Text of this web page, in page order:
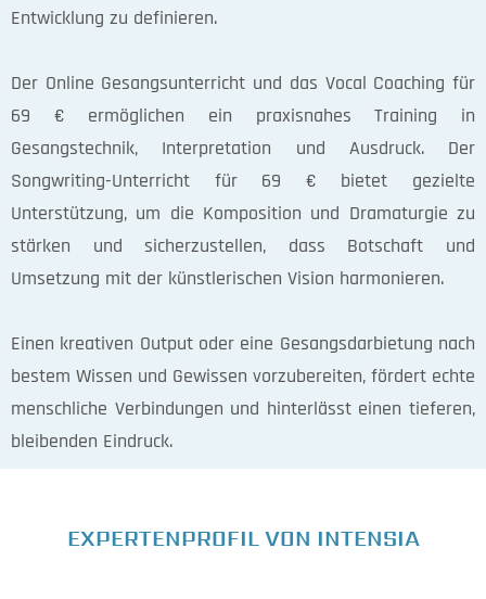
Entwicklung zu definieren.
Der Online Gesangsunterricht und das Vocal Coaching für
69 € ermöglichen ein praxisnahes Training in
Gesangstechnik, Interpretation und Ausdruck. Der
Songwriting-Unterricht für 69 € bietet gezielte
Unterstützung, um die Komposition und Dramaturgie zu
stärken und sicherzustellen, dass Botschaft und
Umsetzung mit der künstlerischen Vision harmonieren.
Einen kreativen Output oder eine Gesangsdarbietung nach
bestem Wissen und Gewissen vorzubereiten, fördert echte
menschliche Verbindungen und hinterlässt einen tieferen,
bleibenden Eindruck.
EXPERTENPROFIL VON INTENSIA